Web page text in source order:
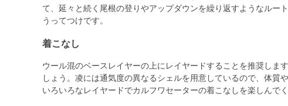
て、延々と続く尾根の登りやアップダウンを繰り返すようなルー
うってつけです。
着こなし
ウール混のベースレイヤーの上にレイヤードすることを推奨しま
しょう。凌には通気度の異なるシェルを用意しているので、体質
いろいろなレイヤードでカルフワセーターの着こなしを楽しんでく